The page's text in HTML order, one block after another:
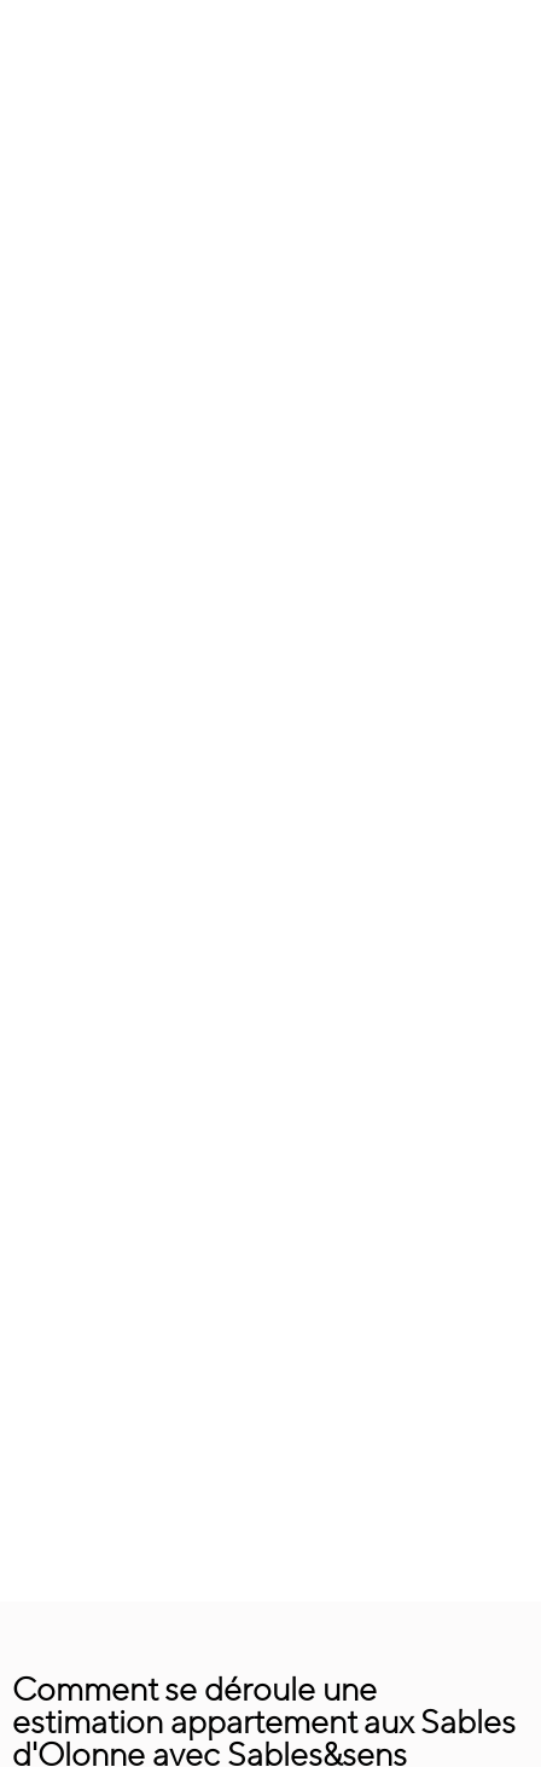
Comment se déroule une
estimation appartement aux Sables
d'Olonne avec Sables&sens